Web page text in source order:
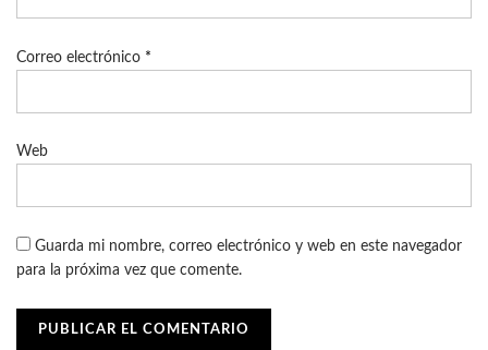
Correo electrónico *
Web
Guarda mi nombre, correo electrónico y web en este navegador
para la próxima vez que comente.